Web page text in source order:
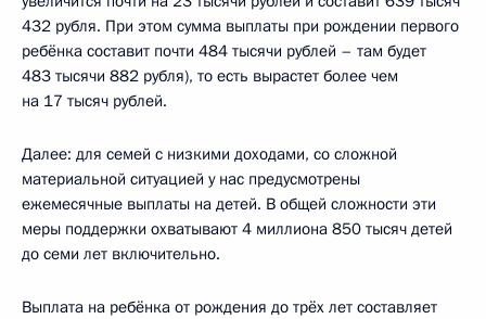
432 рубля. При этом сумма выплаты при рождении первого
ребёнка составит почти 484 тысячи рублей – там будет
483 тысячи 882 рубля), то есть вырастет более чем
на 17 тысяч рублей.
Далее: для семей с низкими доходами, со сложной
материальной ситуацией у нас предусмотрены
ежемесячные выплаты на детей. В общей сложности эти
меры поддержки охватывают 4 миллиона 850 тысяч детей
до семи лет включительно.
Выплата на ребёнка от рождения до трёх лет составляет